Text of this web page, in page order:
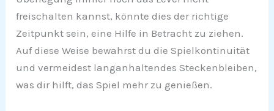
freischalten kannst, könnte dies der richtige
Zeitpunkt sein, eine Hilfe in Betracht zu ziehen.
Auf diese Weise bewahrst du die Spielkontinuität
und vermeidest langanhaltendes Steckenbleiben,
was dir hilft, das Spiel mehr zu genießen.